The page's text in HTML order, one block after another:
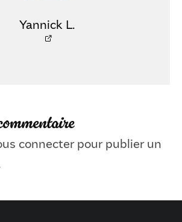
Yannick L.
connecterpour publier un